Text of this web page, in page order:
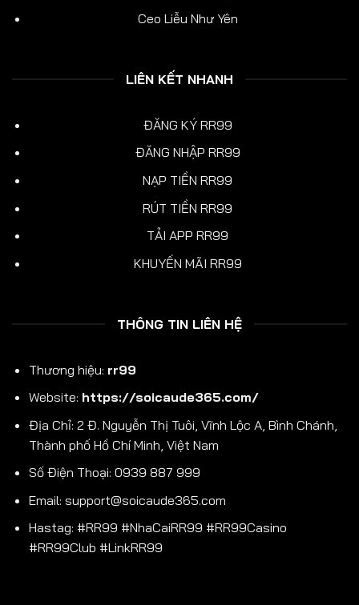
Ceo Liễu Như Yên
LIÊN KẾT NHANH
ĐĂNG KÝ RR99
ĐĂNG NHẬP RR99
NẠP TIỀN RR99
RÚT TIỀN RR99
TẢI APP RR99
KHUYẾN MÃI RR99
THÔNG TIN LIÊN HỆ
Thương hiệu: rr99
Website: https://soicaude365.com/
Địa Chỉ: 2 Đ. Nguyễn Thị Tuôi, Vĩnh Lộc A, Bình Chánh,
Thành phố Hồ Chí Minh, Việt Nam
Số Điện Thoại: 0939 887 999
Email: support@soicaude365.com
Hastag: #RR99 #NhaCaiRR99 #RR99Casino
#RR99Club #LinkRR99